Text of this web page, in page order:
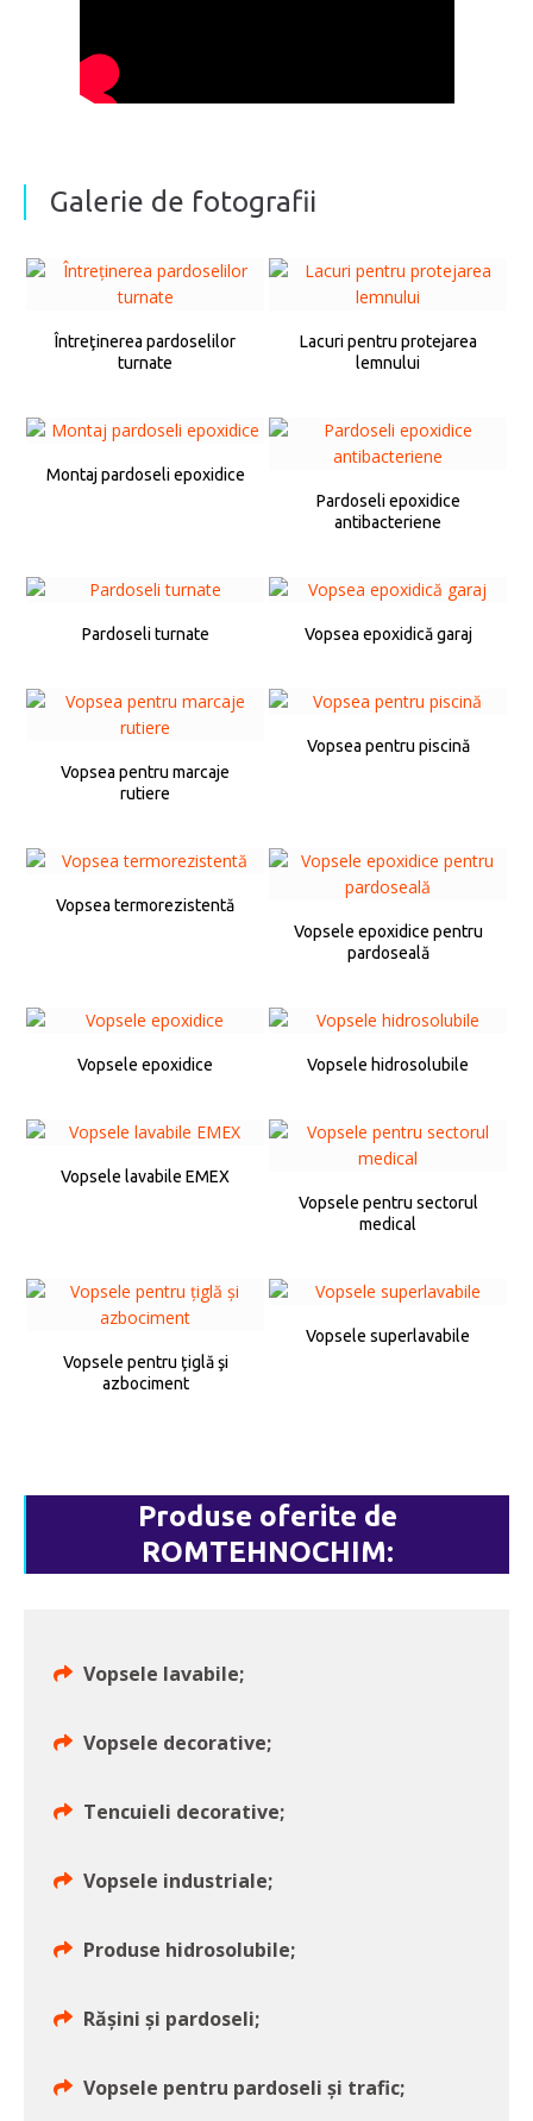
Galerie de fotografii
Întreţinerea pardoselilor
turnate
Lacuri pentru protejarea
lemnului
Montaj pardoseli epoxidice
Pardoseli epoxidice
antibacteriene
Pardoseli turnate Vopsea epoxidică garaj
Vopsea pentru marcaje
rutiere
Vopsea pentru piscină
Vopsea termorezistentă
Vopsele epoxidice pentru
pardoseală
Vopsele epoxidice Vopsele hidrosolubile
Vopsele lavabile EMEX
Vopsele pentru sectorul
medical
Vopsele pentru ţiglă şi
azbociment
Vopsele superlavabile
Produse oferite de
ROMTEHNOCHIM:
Vopsele lavabile;
Vopsele decorative;
Tencuieli decorative;
Vopsele industriale;
Produse hidrosolubile;
Rășini și pardoseli;
Vopsele pentru pardoseli și trafic;